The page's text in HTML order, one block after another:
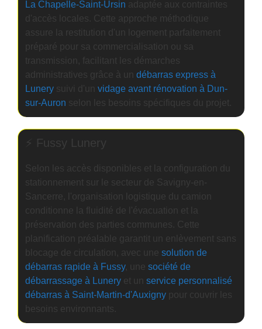
La Chapelle-Saint-Ursin adaptée aux contraintes
d'accès locales. Cette approche méthodique
assure la restitution d'un logement parfaitement
préparé pour sa commercialisation ou sa
transmission, facilitant les démarches
administratives grâce à un débarras express à
Lunerysuivi d'un vidage avant rénovation à Dun-
sur-Auron selon les besoins spécifiques du projet.
⚡ Fussy Lunery
Selon les accès disponibles et la configuration du
stationnement sur le secteur de Savigny-en-
Sancerre, l'organisation logistique du camion
conditionne la fluidité de l'évacuation et la
préservation des parties communes. Cette
planification préalable garantit un enlèvement sans
blocage de circulation, avec une solution de
débarras rapide à Fussy, une société de
débarrassage à Luneryet un service personnalisé
débarras à Saint-Martin-d'Auxignypour couvrir les
besoins environnants.